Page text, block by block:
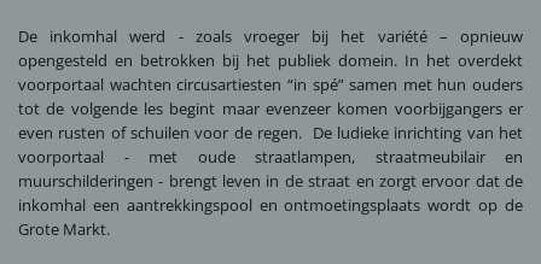
De inkomhal werd - zoals vroeger bij het variété – opnieuw
opengesteld en betrokken bij het publiek domein. In het overdekt
voorportaal wachten circusartiesten “in spé” samen met hun ouders
tot de volgende les begint maar evenzeer komen voorbijgangers er
even rusten of schuilen voor de regen. De ludieke inrichting van het
voorportaal - met oude straatlampen, straatmeubilair en
muurschilderingen - brengt leven in de straat en zorgt ervoor dat de
inkomhal een aantrekkingspool en ontmoetingsplaats wordt op de
Grote Markt.